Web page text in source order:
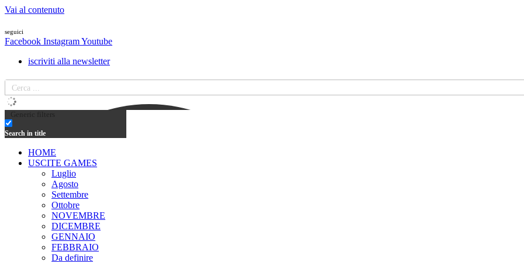
Vai al contenuto
seguici
Facebook InstagramYoutube
iscriviti alla newsletter
Generic filters
Search in title
HOME
USCITE GAMES
Luglio
Agosto
Settembre
Ottobre
NOVEMBRE
DICEMBRE
GENNAIO
FEBBRAIO
Da definire